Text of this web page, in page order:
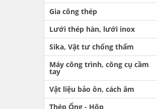
Gia công thép
Lưới thép hàn, lưới inox
Sika, Vật tư chống thấm
Máy công trình, công cụ cầm
tay
Vật liệu bảo ôn, cách âm
Thép Ống - Hộp